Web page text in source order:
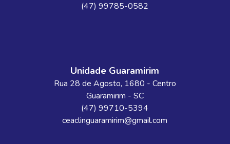
(47) 99785-0582
Unidade Guaramirim
Rua 28 de Agosto, 1680 - Centro
Guaramirim - SC
(47) 99710-5394
ceaclinguaramirim@gmail.com